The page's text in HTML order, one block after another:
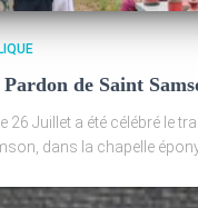
de Saint
26 Juillet a été célébré le
dans la chapelle